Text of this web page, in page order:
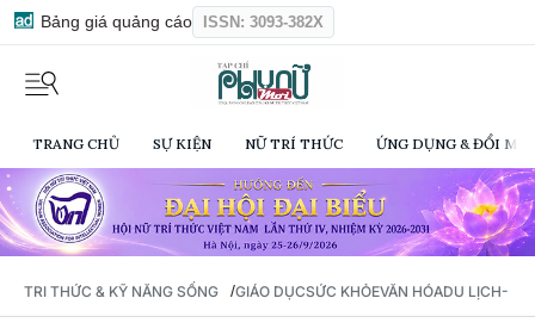
Bảng giá quảng cáo ISSN: 3093-382X
TRANG CHỦ SỰ KIỆN NỮ TRÍ THỨC ỨNG DỤNG & ĐỔI
TRI THỨC & KỸ NĂNG SỐNG /GIÁO DỤCSỨC KHỎEVĂN HÓADU LỊCH-